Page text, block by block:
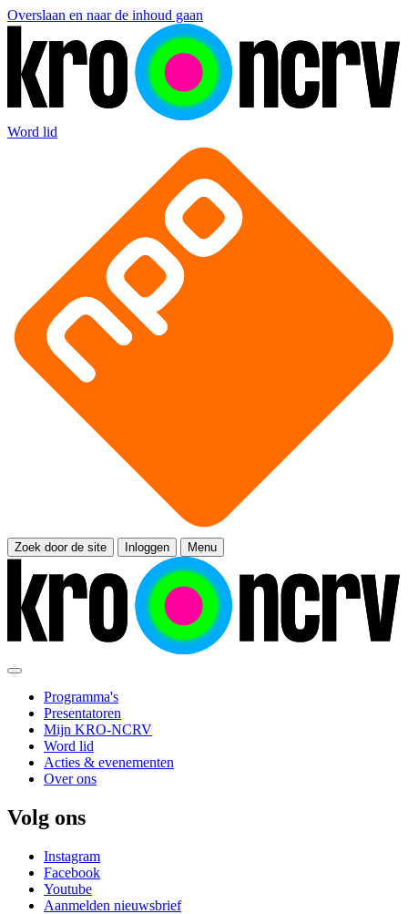
Overslaan en naar de inhoud gaan
Word lid
Zoek door de site Inloggen Menu
Programma's
Presentatoren
Mijn KRO-NCRV
Word lid
Acties & evenementen
Over ons
Volg ons
Instagram
Facebook
Youtube
Aanmelden nieuwsbrief